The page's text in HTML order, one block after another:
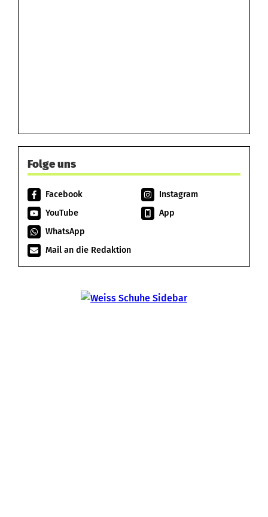
Folge uns
Facebook
Instagram
YouTube
App
WhatsApp
Mail an die Redaktion